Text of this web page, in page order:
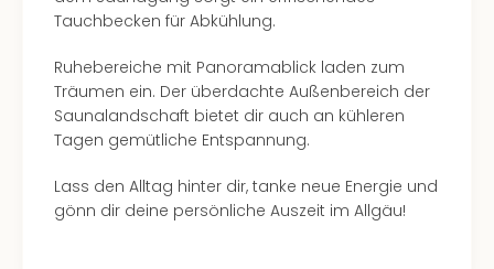
Tauchbecken für Abkühlung.
Ruhebereiche mit Panoramablick laden zum
Träumen ein. Der überdachte Außenbereich der
Saunalandschaft bietet dir auch an kühleren
Tagen gemütliche Entspannung.
Lass den Alltag hinter dir, tanke neue Energie und
gönn dir deine persönliche Auszeit im Allgäu!